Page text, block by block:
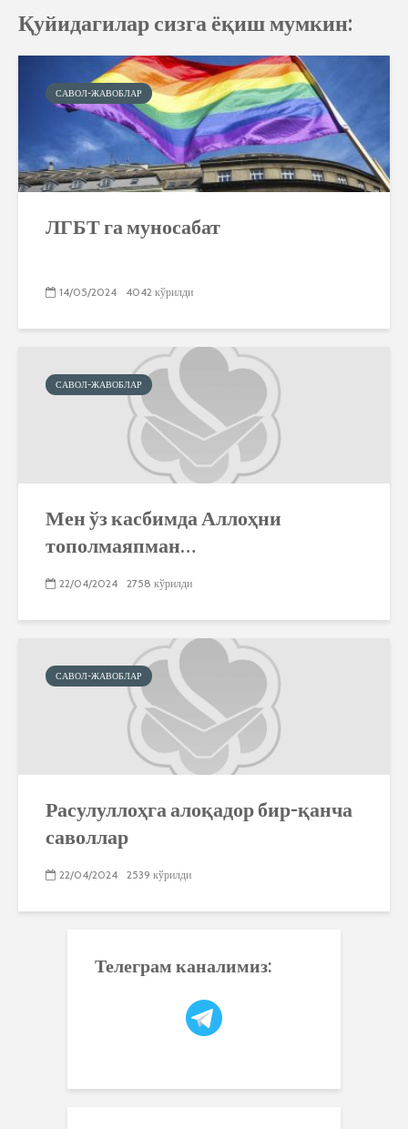
Қуйидагилар сизга ёқиш мумкин:
САВОЛ-ЖАВОБЛАР
ЛГБТ га муносабат
14/05/2024 4042 кўрилди
САВОЛ-ЖАВОБЛАР
Мен ўз касбимда Аллоҳни
тополмаяпман…
22/04/2024 2758 кўрилди
САВОЛ-ЖАВОБЛАР
Расулуллоҳга алоқадор бир-қанча
саволлар
22/04/2024 2539 кўрилди
Телеграм каналимиз: